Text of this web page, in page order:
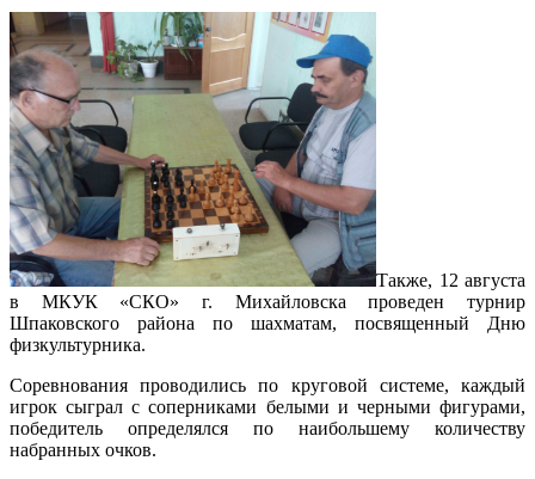
Также, 12 августа
в МКУК «СКО» г. Михайловска проведен турнир
Шпаковского района по шахматам, посвященный Дню
физкультурника.
Соревнования проводились по круговой системе, каждый
игрок сыграл с соперниками белыми и черными фигурами,
победитель определялся по наибольшему количеству
набранных очков.